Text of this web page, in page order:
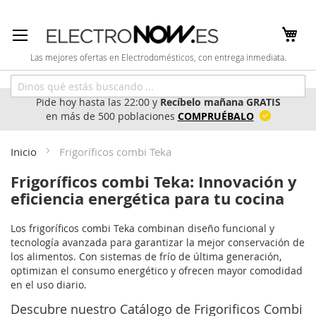
al
contenido
Las mejores ofertas en Electrodomésticos, con entrega inmediata.
Pide hoy hasta las 22:00 yRecíbelo mañana GRATIS
en más de 500 poblaciones COMPRUÉBALO
Inicio Frigoríficos combi Teka
Frigoríficos combi Teka: Innovación y
eficiencia energética para tu cocina
Los frigoríficos combi Teka combinan diseño funcional y
tecnología avanzada para garantizar la mejor conservación de
los alimentos. Con sistemas de frío de última generación,
optimizan el consumo energético y ofrecen mayor comodidad
en el uso diario.
Descubre nuestro Catálogo de Frigorificos Combi